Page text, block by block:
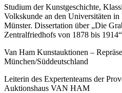
Studium der Kunstgeschichte,
Volkskunde an den Universitäten in
Münster. Dissertation über „Die
Zentralfriedhofs von 1878 bis
Van Ham Kunstauktionen –
München/Süddeutschland
Leiterin des Expertenteams der
Auktionshaus VAN HAM